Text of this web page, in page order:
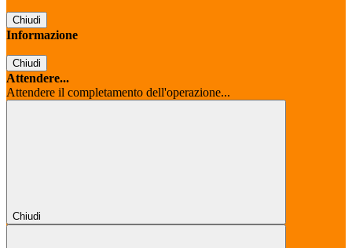
Chiudi
Informazione
Chiudi
Attendere...
Attendere il completamento dell'operazione...
Chiudi